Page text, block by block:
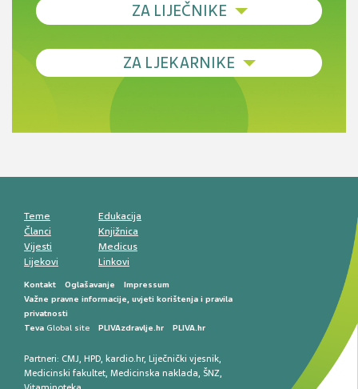
ZA LIJEČNIKE
Debljina - od prevencije do personalizirane
Novi pogled na migrenu: komorbiditeti, spolne
razlike i nove terapije
smetnji do rane onkološke dijagnostike
ZA LJEKARNIKE
Antikoagulansi u ljekarničkoj praksi –
Teme
Članci
Vijesti
Lijekovi
Edukacija
Knjižnica
Medicus
Linkovi
Kontakt Oglašavanje
Impressum
Važne pravne informacije, uvjeti korištenja i pravila
privatnosti
Teva Global site PLIVAzdravlje.hr PLIVA.hr
Partneri: CMJ, HPD, kardio.hr, Liječnički vjesnik,
Medicinski fakultet, Medicinska naklada, ŠNZ,